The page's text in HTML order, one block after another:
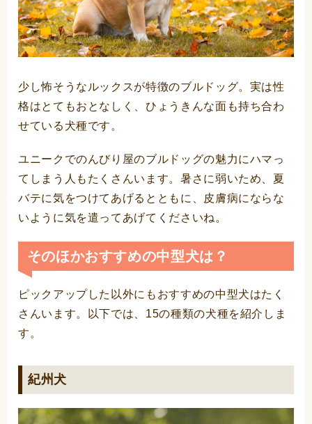
少し怖そうなルックスが特徴のブルドッグ。実は性
格はとてもおとなしく、ひょうきんな面も持ち合わ
せている犬種です。
ユニークでのんびり屋のブルドッグの魅力にハマっ
てしまう人もたくさんいます。暑さに弱いため、夏
バテに気をつけてあげるとともに、皮膚病にならな
いように気を遣ってあげてくださいね。
そのほかおすすめの中型犬は？
ピックアップした以外にもおすすめの中型犬はたく
さんいます。以下では、15の種類の犬種を紹介しま
す。
紀州犬